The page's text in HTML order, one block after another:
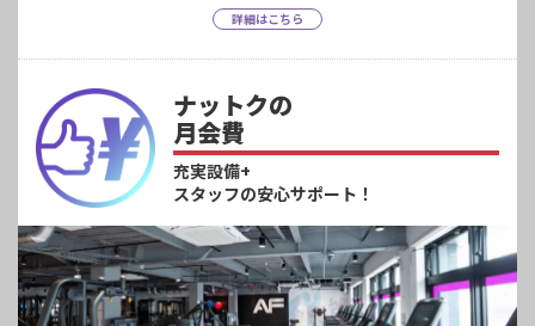
詳細はこちら
ナットクの
月会費
充実設備+
スタッフの安心サポート！